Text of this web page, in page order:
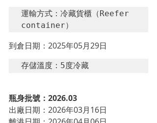
運輸方式：冷藏貨櫃（Reefer
container）
到倉日期：2025年05月29日
存儲溫度：5度冷藏
瓶身批號：2026.03
出廠日期： 2026年03月16日